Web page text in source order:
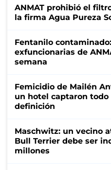
ANMAT prohibió el
la firma Agua Pureza
Fentanilo
exfuncionarias de
semana
Femicidio de Mailén
un hotel captaron todo
definición
Maschwitz: un vecino
Bull Terrier debe ser
millones